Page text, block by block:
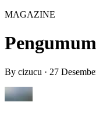
MAGAZINE
By cizucu · 27